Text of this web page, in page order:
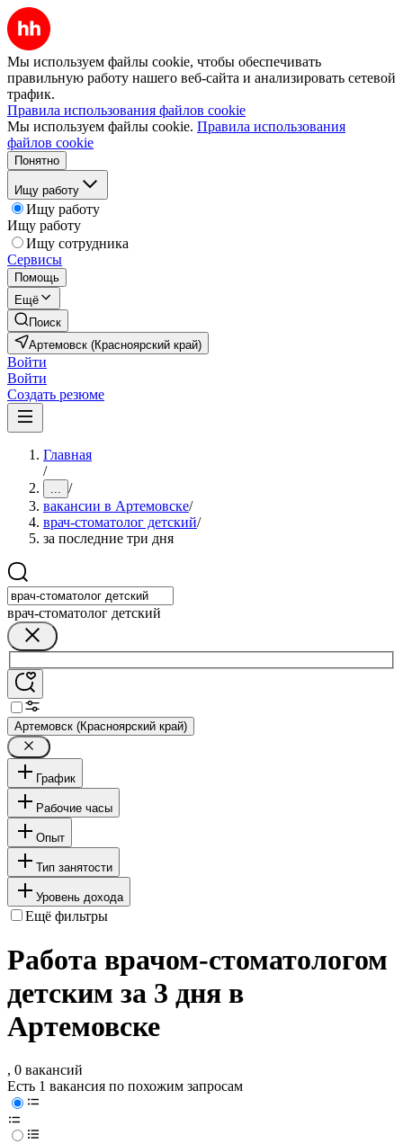
Мы используем файлы cookie, чтобы обеспечивать
правильную работу нашего веб-сайта и анализировать сетевой
трафик.
Правила использования файлов cookie
Мы используем файлы cookie. Правила использования
файлов cookie
Понятно
Ищу работу
Ищу работу
Ищу работу
Ищу сотрудника
Сервисы
Помощь
Ещё
Поиск
Артемовск (Красноярский край)
Войти
Войти
Создать резюме
Главная
/
... /
вакансии в Артемовске/
врач-стоматолог детский/
за последние три дня
врач-стоматолог детский
Артемовск (Красноярский край)
График
Рабочие часы
Опыт
Тип занятости
Уровень дохода
Ещё фильтры
Работа врачом-стоматологом
детским за 3 дня в
Артемовске
, 0 вакансий
Есть 1 вакансия по похожим запросам